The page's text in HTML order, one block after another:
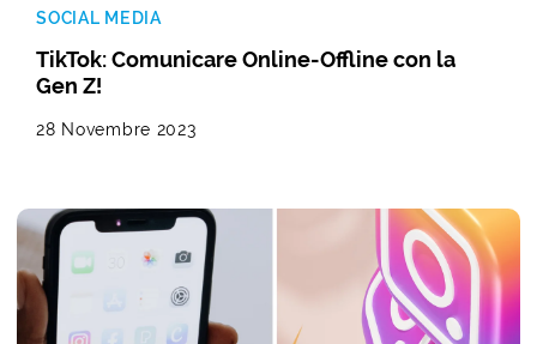
SOCIAL MEDIA
TikTok: Comunicare Online-Offline con la
Gen Z!
28 Novembre 2023